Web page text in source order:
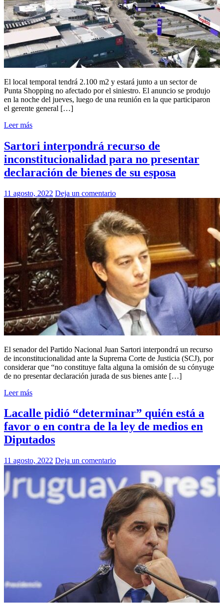
El local temporal tendrá 2.100 m2 y estará junto a un sector de
Punta Shopping no afectado por el siniestro. El anuncio se produjo
en la noche del jueves, luego de una reunión en la que participaron
el gerente general […]
Leer más
Sartori interpondrá recurso de
inconstitucionalidad para no presentar
declaración de bienes de su esposa
11 agosto, 2022 Deja un comentario
El senador del Partido Nacional Juan Sartori interpondrá un recurso
de inconstitucionalidad ante la Suprema Corte de Justicia (SCJ), por
considerar que “no constituye falta alguna la omisión de su cónyuge
de no presentar declaración jurada de sus bienes ante […]
Leer más
Lacalle pidió “determinar” quién está a
favor o en contra de la ley de medios en
Diputados
11 agosto, 2022 Deja un comentario